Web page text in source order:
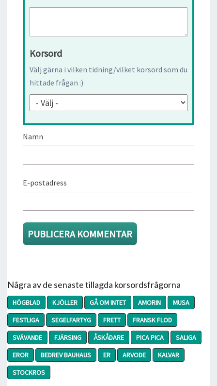
Korsord
Välj gärna i vilken tidning/vilket korsord som du
hittade frågan :)
Namn
E-postadress
Några av de senaste tillagda korsordsfrågorna
HÖGBLAD KJÖLLER GÅ OM INTET AMORIN
MUSA
FESTLIGA
SEGELFARTYG FRETT
FRANSK FLOD
SVÄVANDE
FJÄRSING ÅSKÅDARE PICA PICA
SALIGA
EROR
BEDREV BAUHAUS ER ARVODE
KALVAR
STOCKROS